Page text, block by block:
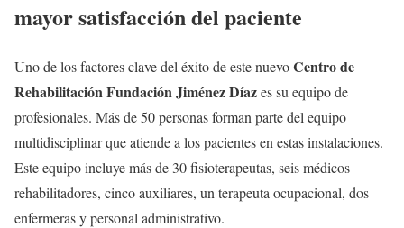
mayor satisfacción del paciente
Uno de los factores clave del éxito de este nuevoCentro de
Rehabilitación Fundación Jiménez Díazes su equipo de
profesionales. Más de 50 personas forman parte del equipo
multidisciplinar que atiende a los pacientes en estas instalaciones.
Este equipo incluye más de 30 fisioterapeutas, seis médicos
rehabilitadores, cinco auxiliares, un terapeuta ocupacional, dos
enfermeras y personal administrativo.